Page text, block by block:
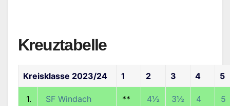
Kreuztabelle
Kreisklasse 2023/24 1 2 3 4 5
1. SF Windach ** 4½ 3½ 4 5